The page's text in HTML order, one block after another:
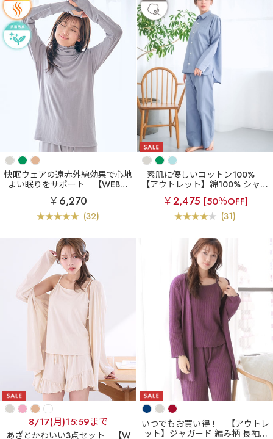
快眠ウェアの遠赤外線効果で心地
よい眠りをサポート
【WEB限
定】3首あったか 着るだけ 快眠
ウェア 腹巻付き 長袖 上下セット
￥6,270
(32)
素肌に優しいコットン100%
【アウトレット】綿100% シャツ
パジャマ 長袖 上下セット (男女
兼用サイズ)
￥2,475 [50％OFF]
(31)
8/17(月)15:59まで
あざとかわいい3点セット 【W
いつでもお買い得！
【アウトレ
ット】ジャガード 編み柄 長袖 3